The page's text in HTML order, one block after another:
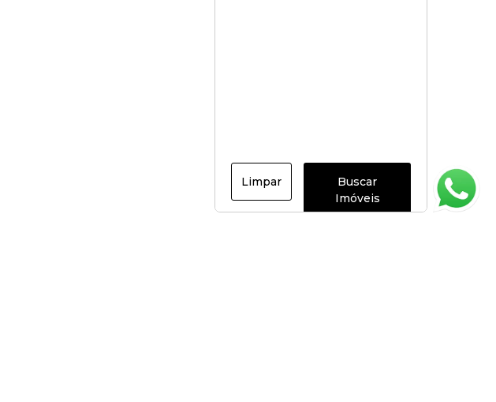
Limpar
Buscar
Imóveis